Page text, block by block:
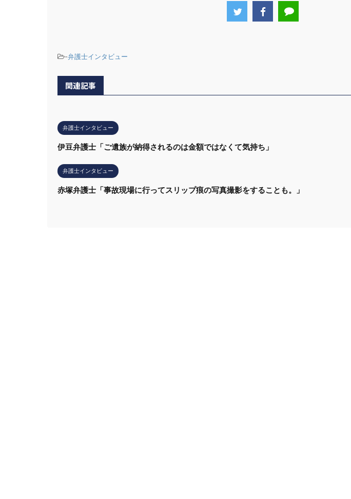
-弁護士インタビュー
関連記事
弁護士インタビュー
伊豆弁護士「ご遺族が納得されるのは金額ではなくて気持ち」
弁護士インタビュー
赤塚弁護士「事故現場に行ってスリップ痕の写真撮影をすることも。」